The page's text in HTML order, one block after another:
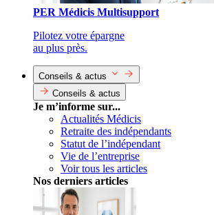
PER Médicis Multisupport
Pilotez votre épargne
au plus près.
Conseils & actus
Conseils & actus
Je m’informe sur...
Actualités Médicis
Retraite des indépendants
Statut de l’indépendant
Vie de l’entreprise
Voir tous les articles
Nos derniers articles